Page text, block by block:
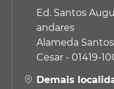
Ed. Santos
andares
Alameda
Cesar - 01419-
Demais